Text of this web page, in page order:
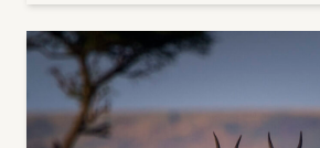
Vogelbeobachter und